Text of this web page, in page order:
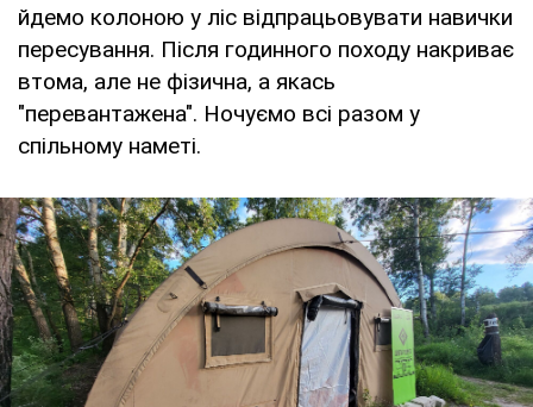
йдемо колоною у ліс відпрацьовувати навички
пересування. Після годинного походу накриває
втома, але не фізична, а якась
"перевантажена". Ночуємо всі разом у
спільному наметі.